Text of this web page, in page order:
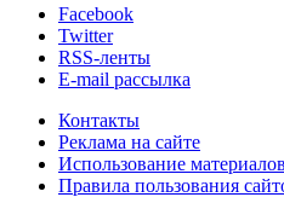
Facebook
Twitter
RSS-ленты
E-mail рассылка
Контакты
Реклама на сайте
Использование
Правила пользования